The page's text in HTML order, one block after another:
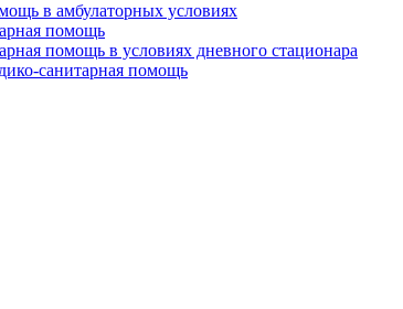
в амбулаторных условиях
помощь
помощь в условиях дневного стационара
санитарная помощь